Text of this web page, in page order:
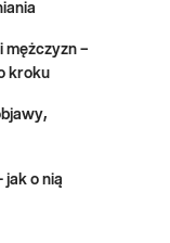
HSV
wirusem
mężczyzn –
kroku
jak o nią